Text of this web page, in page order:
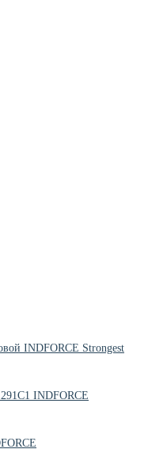
INDFORCE Strongest
INDFORCE